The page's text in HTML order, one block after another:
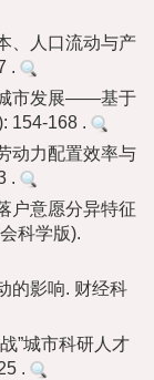
、人口流动与产
.
市发展——基于
154-168 .
动力配置效率与
.
户意愿分异特征
科学版).
的影响. 财经科
”城市科研人才
.